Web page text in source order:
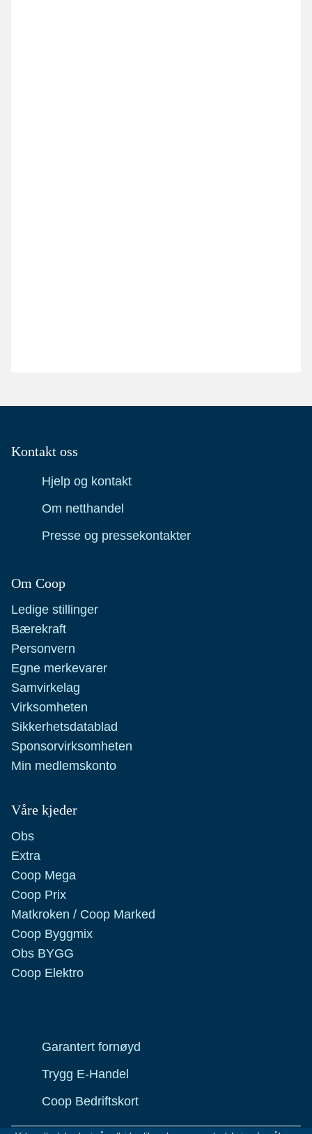
Kontakt oss
Hjelp og kontakt
Om netthandel
Presse og pressekontakter
Om Coop
Ledige stillinger
Bærekraft
Personvern
Egne merkevarer
Samvirkelag
Virksomheten
Sikkerhetsdatablad
Sponsorvirksomheten
Min medlemskonto
Våre kjeder
Obs
Extra
Coop Mega
Coop Prix
Matkroken / Coop Marked
Coop Byggmix
Obs BYGG
Coop Elektro
Garantert fornøyd
Trygg E-Handel
Coop Bedriftskort